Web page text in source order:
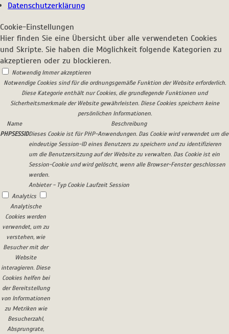
Datenschutzerklärung
Cookie-Einstellungen
Hier finden Sie eine Übersicht über alle verwendeten Cookies
und Skripte. Sie haben die Möglichkeit folgende Kategorien zu
akzeptieren oder zu blockieren.
Notwendig Immer akzeptieren
Notwendige Cookies sind für die ordnungsgemäße Funktion der Website erforderlich.
Diese Kategorie enthält nur Cookies, die grundlegende Funktionen und
Sicherheitsmerkmale der Website gewährleisten. Diese Cookies speichern keine
persönlichen Informationen.
Name
Beschreibung
PHPSESSIDDieses Cookie ist für PHP-Anwendungen. Das Cookie wird verwendet um die
eindeutige Session-ID eines Benutzers zu speichern und zu identifizieren
um die Benutzersitzung auf der Website zu verwalten. Das Cookie ist ein
Session-Cookie und wird gelöscht, wenn alle Browser-Fenster geschlossen
werden.
Anbieter - Typ Cookie Laufzeit Session
Analytics
Analytische
Cookies werden
verwendet, um zu
verstehen, wie
Besucher mit der
Website
interagieren. Diese
Cookies helfen bei
der Bereitstellung
von Informationen
zu Metriken wie
Besucherzahl,
Absprungrate,